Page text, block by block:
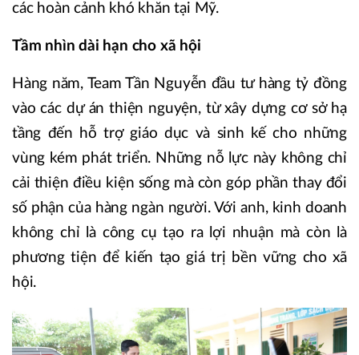
các hoàn cảnh khó khăn tại Mỹ.
Tầm nhìn dài hạn cho xã hội
Hàng năm, Team Tần Nguyễn đầu tư hàng tỷ đồng
vào các dự án thiện nguyện, từ xây dựng cơ sở hạ
tầng đến hỗ trợ giáo dục và sinh kế cho những
vùng kém phát triển. Những nỗ lực này không chỉ
cải thiện điều kiện sống mà còn góp phần thay đổi
số phận của hàng ngàn người. Với anh, kinh doanh
không chỉ là công cụ tạo ra lợi nhuận mà còn là
phương tiện để kiến tạo giá trị bền vững cho xã
hội.